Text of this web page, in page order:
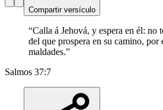
Compartir versículo
“Calla á Jehová, y espera en él: no
del que prospera en su camino, por
maldades.”
Salmos 37:7